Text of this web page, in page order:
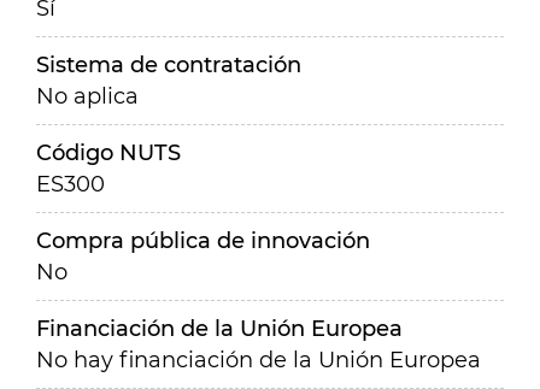
Sí
Sistema de contratación
No aplica
Código NUTS
ES300
Compra pública de innovación
No
Financiación de la Unión Europea
No hay financiación de la Unión Europea